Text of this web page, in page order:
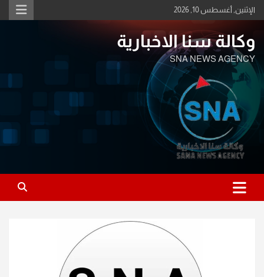
Skip
to
الإثنين, أغسطس 10, 2026
وكالة سنا الاخبارية
SNA NEWS AGENCY